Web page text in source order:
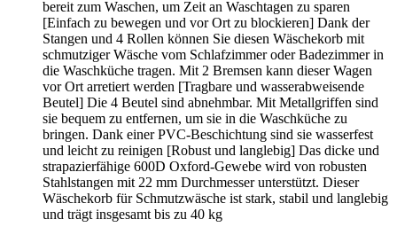
bereit zum Waschen, um Zeit an Waschtagen zu sparen
[Einfach zu bewegen und vor Ort zu blockieren] Dank der
Stangen und 4 Rollen können Sie diesen Wäschekorb mit
schmutziger Wäsche vom Schlafzimmer oder Badezimmer in
die Waschküche tragen. Mit 2 Bremsen kann dieser Wagen
vor Ort arretiert werden [Tragbare und wasserabweisende
Beutel] Die 4 Beutel sind abnehmbar. Mit Metallgriffen sind
sie bequem zu entfernen, um sie in die Waschküche zu
bringen. Dank einer PVC-Beschichtung sind sie wasserfest
und leicht zu reinigen [Robust und langlebig] Das dicke und
strapazierfähige 600D Oxford-Gewebe wird von robusten
Stahlstangen mit 22 mm Durchmesser unterstützt. Dieser
Wäschekorb für Schmutzwäsche ist stark, stabil und langlebig
und trägt insgesamt bis zu 40 kg